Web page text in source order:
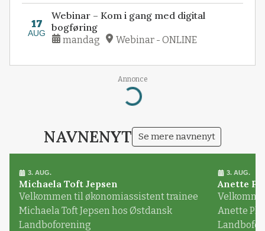
17
AUG
Webinar – Kom i gang med digital
bogføring
mandag Webinar - ONLINE
Annonce
Loading...
NAVNENYT Se mere navnenyt
3. AUG.
Michaela Toft Jepsen
Velkommen til økonomiassistent trainee
Michaela Toft Jepsen hos Østdansk
Landboforening
3. AUG.
Anette
Anette